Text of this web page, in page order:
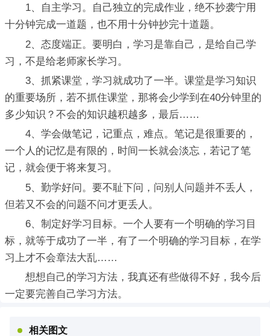
1、自主学习。自己独立的完成作业，绝不抄袭宁用
十分钟完成一道题，也不用十分钟抄完十道题。
2、态度端正。要明白，学习是靠自己，是给自己学
习，不是给老师家长学习。
3、抓紧课堂，学习就成功了一半。课堂是学习知识
的重要场所，若不抓住课堂，那将会少学到在40分钟里的
多少知识？不会的知识越积越多，最后……
4、学会做笔记，记重点，难点。笔记是很重要的，
一个人的记忆是有限的，时间一长就会淡忘，若记了笔
记，就会便于将来复习。
5、勤学好问。要不耻下问，问别人问题并不丢人，
但若又不会的问题不问才更丢人。
6、制定好学习目标。一个人要有一个明确的学习目
标，就等于成功了一半，有了一个明确的学习目标，在学
习上才不会章法大乱……
想想自己的学习方法，我真还有些做得不好，我今后
一定要完善自己学习方法。
相关图文